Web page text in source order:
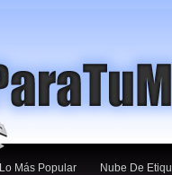
Lo Más Popular Nube De